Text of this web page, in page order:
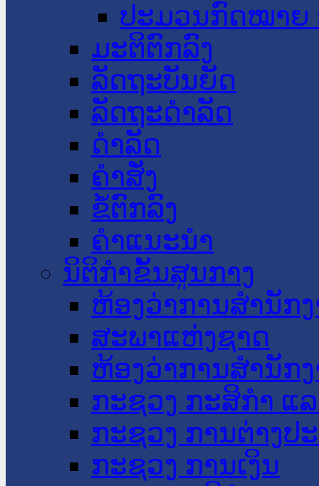
ປະມວນກົດໝາຍ
ມະຕິຕົກລົງ
ລັດຖະບັນຍັດ
ລັດຖະດໍາລັດ
ດໍາລັດ
ຄໍາສັ່ງ
ຂໍ້ຕົກລົງ
ຄໍາແນະນໍາ
ນິຕິກໍາຂັ້ນສູນກາງ
ຫ້ອງວ່າການສໍານັກ
ສະພາແຫ່ງຊາດ
ຫ້ອງວ່າການສຳນັກ
ກະຊວງ ກະສິກຳ ແ
ກະຊວງ ການຕ່າງປ
ກະຊວງ ການເງິນ